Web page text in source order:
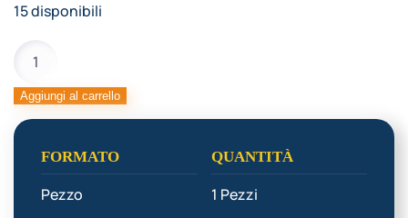
15 disponibili
POLYGLASS
30
CM
quantità
Aggiungi al carrello
FORMATO
Pezzo
QUANTITÀ
1 Pezzi